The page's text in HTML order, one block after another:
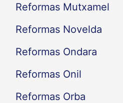
Reformas Mutxamel
Reformas Novelda
Reformas Ondara
Reformas Onil
Reformas Orba